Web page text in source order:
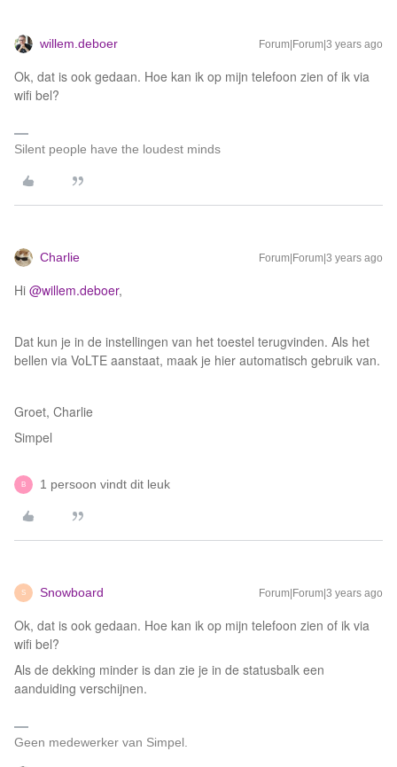
willem.deboer Forum|Forum|3 years ago
Ok, dat is ook gedaan. Hoe kan ik op mijn telefoon zien of ik via
wifi bel?
Silent people have the loudest minds
Charlie Forum|Forum|3 years ago
Hi @willem.deboer,
Dat kun je in de instellingen van het toestel terugvinden. Als het
bellen via VoLTE aanstaat, maak je hier automatisch gebruik van.
Groet, Charlie
Simpel
B 1 persoon vindt dit leuk
S Snowboard Forum|Forum|3 years ago
Ok, dat is ook gedaan. Hoe kan ik op mijn telefoon zien of ik via
wifi bel?
Als de dekking minder is dan zie je in de statusbalk een
aanduiding verschijnen.
Geen medewerker van Simpel.